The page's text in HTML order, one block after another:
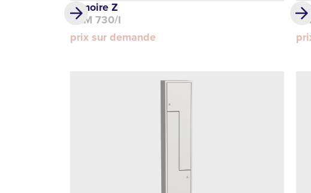
Armoire Z
DLM 730/I
prix sur demande